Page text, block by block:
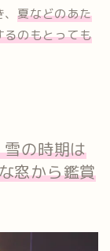
、夏などのあた
るのもとっても
雪の時期は
窓から鑑賞